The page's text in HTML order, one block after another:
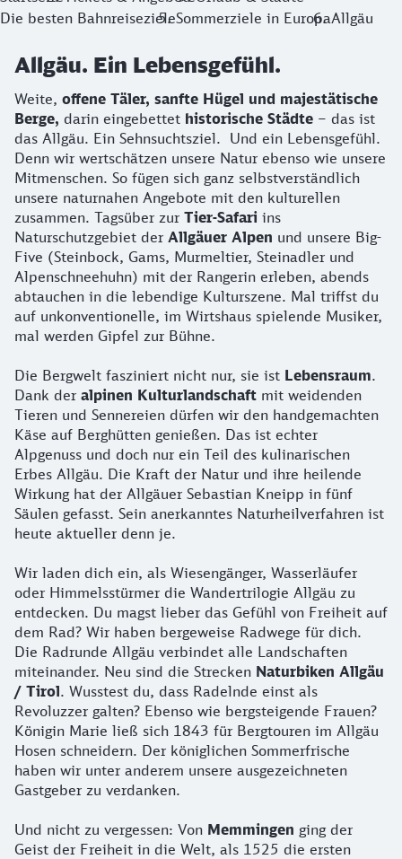
Die besten BahnreisezieleSommerziele in EuropaAllgäu
Allgäu. Ein Lebensgefühl.
Weite, offene Täler, sanfte Hügel und majestätische
Berge, darin eingebettet historische Städte – das ist
das Allgäu. Ein Sehnsuchtsziel. Und ein Lebensgefühl.
Denn wir wertschätzen unsere Natur ebenso wie unsere
Mitmenschen. So fügen sich ganz selbstverständlich
unsere naturnahen Angebote mit den kulturellen
zusammen. Tagsüber zur Tier-Safari ins
Naturschutzgebiet der Allgäuer Alpen und unsere Big-
Five (Steinbock, Gams, Murmeltier, Steinadler und
Alpenschneehuhn) mit der Rangerin erleben, abends
abtauchen in die lebendige Kulturszene. Mal triffst du
auf unkonventionelle, im Wirtshaus spielende Musiker,
mal werden Gipfel zur Bühne.
Die Bergwelt fasziniert nicht nur, sie ist Lebensraum.
Dank der alpinen Kulturlandschaft mit weidenden
Tieren und Sennereien dürfen wir den handgemachten
Käse auf Berghütten genießen. Das ist echter
Alpgenuss und doch nur ein Teil des kulinarischen
Erbes Allgäu. Die Kraft der Natur und ihre heilende
Wirkung hat der Allgäuer Sebastian Kneipp in fünf
Säulen gefasst. Sein anerkanntes Naturheilverfahren ist
heute aktueller denn je.
Wir laden dich ein, als Wiesengänger, Wasserläufer
oder Himmelsstürmer die Wandertrilogie Allgäu zu
entdecken. Du magst lieber das Gefühl von Freiheit auf
dem Rad? Wir haben bergeweise Radwege für dich.
Die Radrunde Allgäu verbindet alle Landschaften
miteinander. Neu sind die Strecken Naturbiken Allgäu
/ Tirol. Wusstest du, dass Radelnde einst als
Revoluzzer galten? Ebenso wie bergsteigende Frauen?
Königin Marie ließ sich 1843 für Bergtouren im Allgäu
Hosen schneidern. Der königlichen Sommerfrische
haben wir unter anderem unsere ausgezeichneten
Gastgeber zu verdanken.
Und nicht zu vergessen: Von Memmingen ging der
Geist der Freiheit in die Welt, als 1525 die ersten